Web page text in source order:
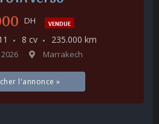
DH VENDUE
8 cv 235.000 km
Marrakech
l'annonce »